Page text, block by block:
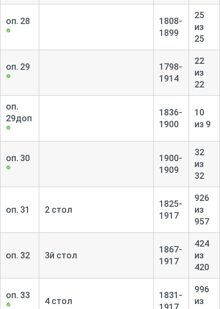
оп. 28
1808-
1899
25
из
25
оп. 29
1798-
1914
22
из
22
оп.
29доп
1836-
1900
10
из 9
оп. 30
1900-
1909
32
из
32
оп. 31 2 стол
1825-
1917
926
из
957
оп. 32 3й стол
1867-
1917
424
из
420
оп. 33
4 стол
1831-
1917
996
из